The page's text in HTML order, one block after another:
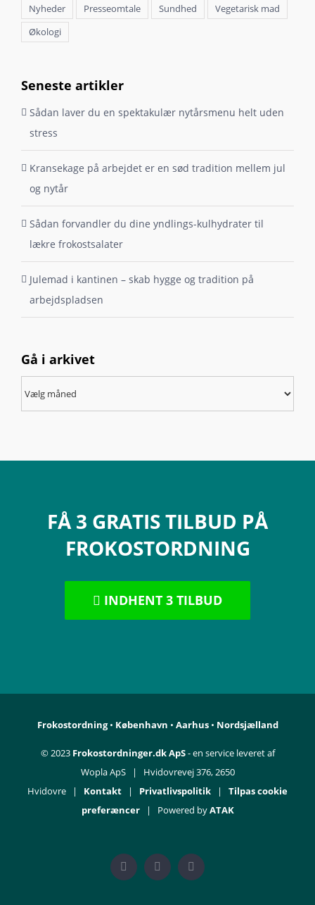
Nyheder
Presseomtale Sundhed
Vegetarisk mad
Økologi
Seneste artikler
Sådan laver du en spektakulær nytårsmenu helt uden
stress
Kransekage på arbejdet er en sød tradition mellem jul
og nytår
Sådan forvandler du dine yndlings-kulhydrater til
lækre frokostsalater
Julemad i kantinen – skab hygge og tradition på
arbejdspladsen
Gå i arkivet
FÅ 3 GRATIS TILBUD PÅ
FROKOSTORDNING
INDHENT 3 TILBUD
Frokostordning• København • Aarhus• Nordsjælland
© 2023 Frokostordninger.dk ApS- en service leveret af
Wopla ApS | Hvidovrevej 376, 2650
Hvidovre | Kontakt | Privatlivspolitik | Tilpas cookie
preferæncer| Powered byATAK
FacebookInstagramYouTube